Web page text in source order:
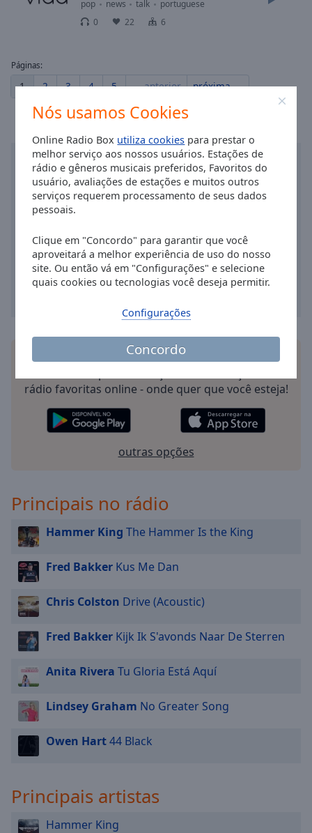
Nós usamos Cookies
Online Radio Box utiliza cookies para prestar o
melhor serviço aos nossos usuários. Estações de
rádio e gêneros musicais preferidos, Favoritos do
usuário, avaliações de estações e muitos outros
serviços requerem processamento de seus dados
pessoais.
Clique em "Concordo" para garantir que você
aproveitará a melhor experiência de uso do nosso
site. Ou então vá em "Configurações" e selecione
quais cookies ou tecnologias você deseja permitir.
Concordo
Configurações
End
dialog
window.
pop news talk
portuguese
0
22 6
Páginas:
1 2 3 4 5 ← anterior próxima →
Instale o aplicativo Online Radio Box gratuito para
rádio favoritas online - onde quer que você esteja!
outras opções
Principais no rádio
Hammer King The Hammer Is the King
Fred Bakker Kus Me Dan
Chris Colston Drive (Acoustic)
Fred Bakker Kijk Ik S'avonds Naar De Sterren
Anita Rivera Tu Gloria Está Aquí
Lindsey Graham No Greater Song
Owen Hart44 Black
Principais artistas
Hammer King